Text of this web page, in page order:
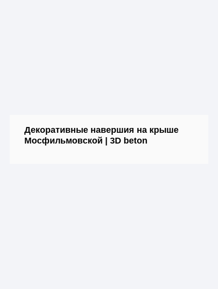
Декоративные навершия на крыше
Мосфильмовской | 3D beton